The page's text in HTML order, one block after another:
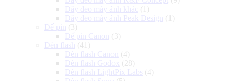
Dây đeo máy ảnh khác (1)
Dây đeo máy ảnh Peak Design
(1)
Đế pin
(3)
Đế pin Canon
(3)
Đèn flash
(41)
Đèn flash Canon
(4)
Đèn flash Godox (28)
Đèn flash LightPix Labs (4)